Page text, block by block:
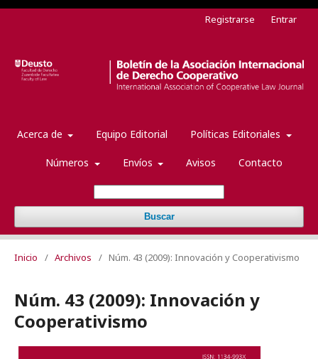
Acerca de Equipo Editorial Políticas Editoriales
Números Envíos Avisos Contacto
Buscar
Registrarse Entrar
Inicio / Archivos / Núm. 43 (2009): Innovación y Cooperativismo
Núm. 43 (2009): Innovación y
Cooperativismo